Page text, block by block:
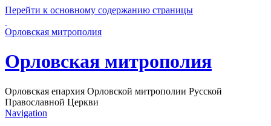
Перейти к основному содержанию страницы
Орловская митрополия
Орловская митрополия
Орловская епархия Орловской митрополии Русской
Православной Церкви
Navigation